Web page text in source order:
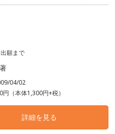
願まで
04/02
円（本体1,300円+税）
詳細を見る